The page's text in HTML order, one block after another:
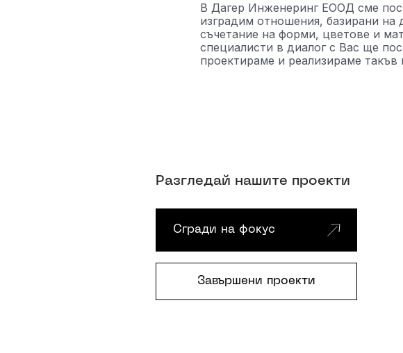
В Дагер Инженеринг ЕООД сме
изградим отношения, базирани на
съчетание на форми, цветове и
специалисти в диалог с Вас ще
проектираме и реализираме такъв
Разгледай нашите проекти
Сгради на фокус
Завършени проекти